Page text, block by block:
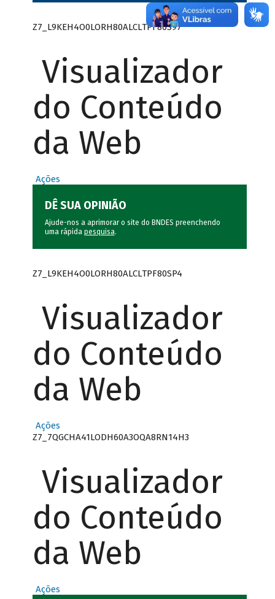
Z7_L9KEH4O0LORH80ALCLTPF80S97
Visualizador
do Conteúdo
da Web
Ações
DÊ SUA OPINIÃO
Ajude-nos a aprimorar o site do BNDES preenchendo
uma rápida pesquisa.
Z7_L9KEH4O0LORH80ALCLTPF80SP4
Visualizador
do Conteúdo
da Web
Ações
Z7_7QGCHA41LODH60A3OQA8RN14H3
Visualizador
do Conteúdo
da Web
Ações